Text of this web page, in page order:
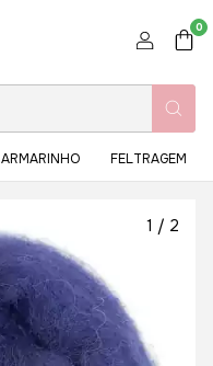
0
ARMARINHO FELTRAGEM
1 / 2